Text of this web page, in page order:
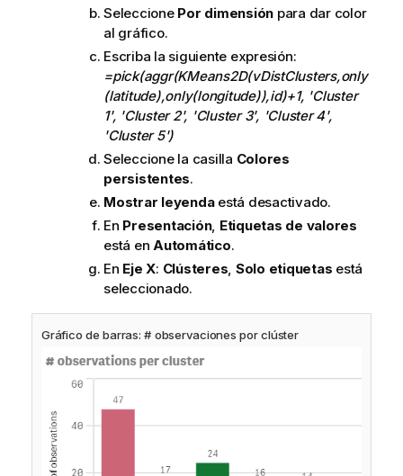
Seleccione Por dimensión para dar color
al gráfico.
Escriba la siguiente expresión:
=pick(aggr(KMeans2D(vDistClusters,only
(latitude),only(longitude)),id)+1, 'Cluster
1', 'Cluster 2', 'Cluster 3', 'Cluster 4',
'Cluster 5')
Seleccione la casilla Colores
persistentes.
Mostrar leyendaestá desactivado.
En Presentación, Etiquetas de valores
está en Automático.
En Eje X: Clústeres, Solo etiquetas está
seleccionado.
Gráfico de barras: # observaciones por clúster